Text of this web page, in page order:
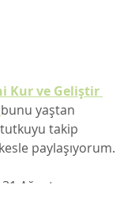
Kur ve Geliştir
bunu yaştan
tutkuyu takip
paylaşıyorum.
Ağustos